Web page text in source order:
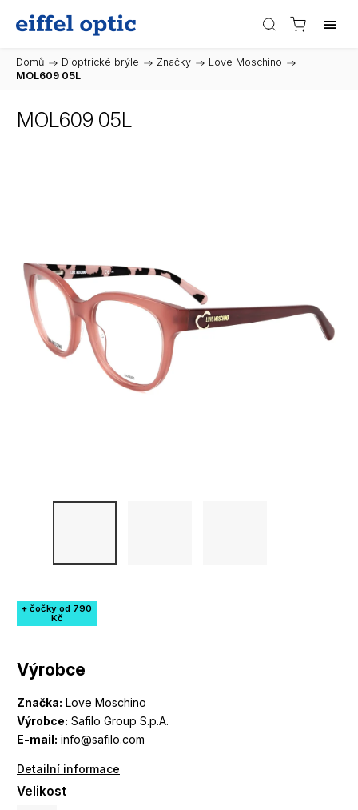
Domů / Dioptrické brýle / Značky / Love Moschino /
MOL609 05L
MOL609 05L
Výrobce
Značka: Love Moschino
Výrobce: Safilo Group S.p.A.
E-mail: info@safilo.com
Detailní informace
+ čočky od 790
Kč
Velikost